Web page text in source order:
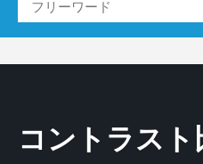
コントラス